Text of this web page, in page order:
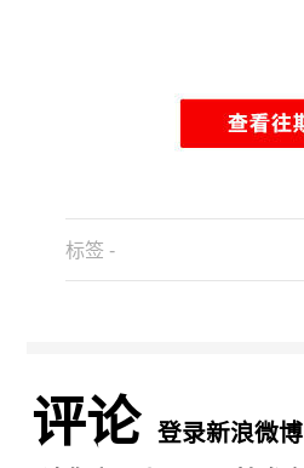
标签 -
评论 登录新浪微博